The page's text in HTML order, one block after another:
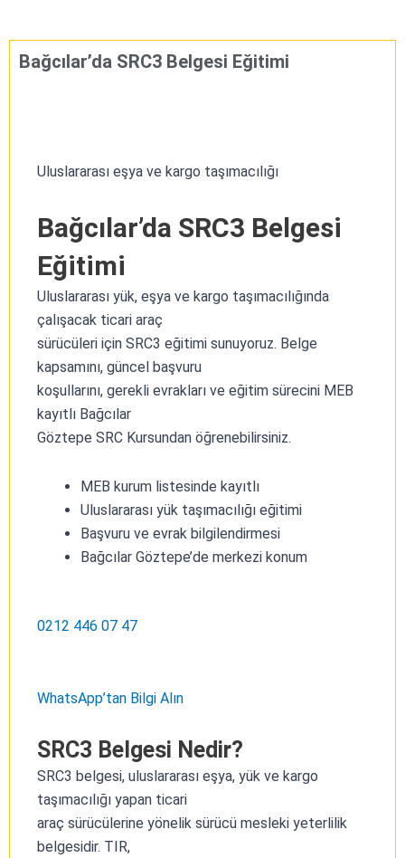
Bağcılar’da SRC3 Belgesi Eğitimi
Uluslararası eşya ve kargo taşımacılığı
Bağcılar’da SRC3 Belgesi
Eğitimi
Uluslararası yük, eşya ve kargo taşımacılığında
çalışacak ticari araç
sürücüleri için SRC3 eğitimi sunuyoruz. Belge
kapsamını, güncel başvuru
koşullarını, gerekli evrakları ve eğitim sürecini MEB
kayıtlı Bağcılar
Göztepe SRC Kursundan öğrenebilirsiniz.
MEB kurum listesinde kayıtlı
Uluslararası yük taşımacılığı eğitimi
Başvuru ve evrak bilgilendirmesi
Bağcılar Göztepe’de merkezi konum
0212 446 07 47
WhatsApp’tan Bilgi Alın
SRC3 Belgesi Nedir?
SRC3 belgesi, uluslararası eşya, yük ve kargo
taşımacılığı yapan ticari
araç sürücülerine yönelik sürücü mesleki yeterlilik
belgesidir. TIR,